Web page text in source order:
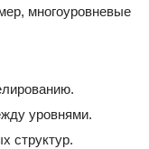
многоуровневые
уровнями.
структур.